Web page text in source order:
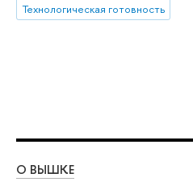
Технологическая готовность
О ВЫШКЕ